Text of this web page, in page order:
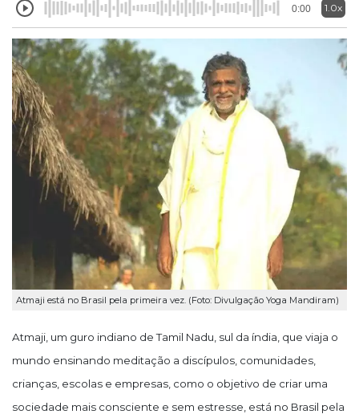
0:00 1.0x
Atmaji está no Brasil pela primeira vez. (Foto: Divulgação Yoga Mandiram)
Atmaji, um guro indiano de Tamil Nadu, sul da índia, que viaja o
mundo ensinando meditação a discípulos, comunidades,
crianças, escolas e empresas, como o objetivo de criar uma
sociedade mais consciente e sem estresse, está no Brasil pela